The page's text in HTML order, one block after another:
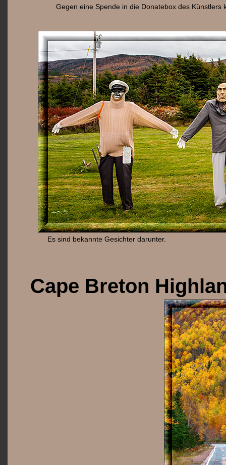
Gegen eine Spende in die Donatebox des Künstlers
Es sind bekannte Gesichter darunter.
Cape Breton